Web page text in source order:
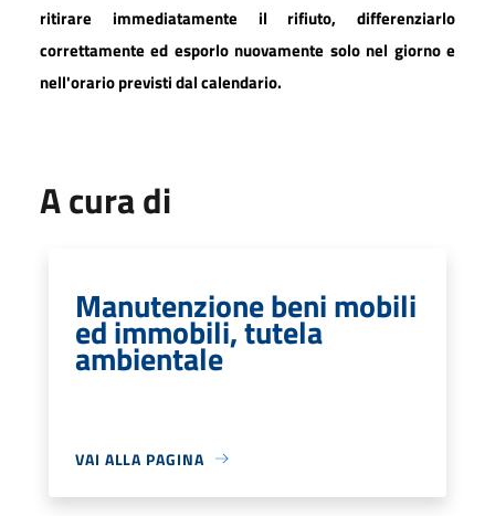
ritirare immediatamente il rifiuto, differenziarlo
correttamente ed esporlo nuovamente solo nel giorno e
nell'orario previsti dal calendario.
A cura di
Manutenzione beni mobili
ed immobili, tutela
ambientale
VAI ALLA PAGINA